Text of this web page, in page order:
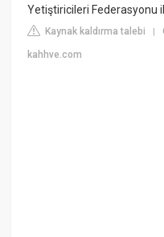
Yetiştiricileri Federasyonu
Kaynak kaldırma talebi |
kahhve.com